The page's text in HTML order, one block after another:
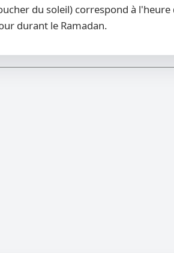
du soleil) correspond à
durant le Ramadan.